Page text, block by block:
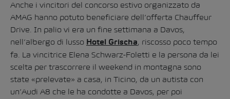
Anche i vincitori del concorso estivo organizzato da
AMAG hanno potuto beneficiare dell’offerta Chauffeur
Drive. In palio vi era un fine settimana a Davos,
nell’albergo di lusso Hotel Grischa, riscosso poco tempo
fa. La vincitrice Elena Schwarz-Foletti e la persona da lei
scelta per trascorrere il weekend in montagna sono
state «prelevate» a casa, in Ticino, da un autista con
un’Audi A8 che le ha condotte a Davos, per poi